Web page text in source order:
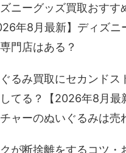
ニーグッズ買取おすす
年8月最新】ディズニ
門店はある？
るみ買取にセカンドス
てる？【2026年8月最
ャーのぬいぐるみは売
が断捨離をするコツ・